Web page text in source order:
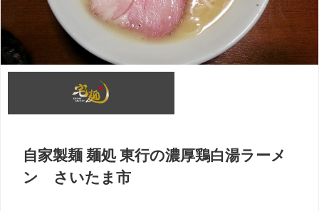
自家製麺 麺処 東行の濃厚鶏白湯ラーメ
ン さいたま市